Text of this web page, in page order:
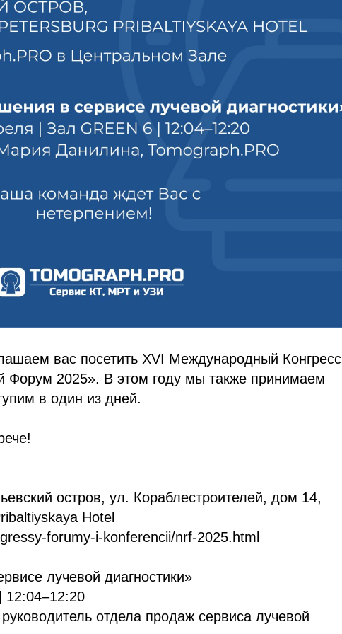
вас посетить XVI Международный Конгресс
Форум 2025». В этом году мы также принимаем
в один из дней.
остров, ул. Кораблестроителей, дом 14,
Hotel
forumy-i-konferencii/nrf-2025.html
лучевой диагностики»
12:04–12:20
отдела продаж сервиса лучевой